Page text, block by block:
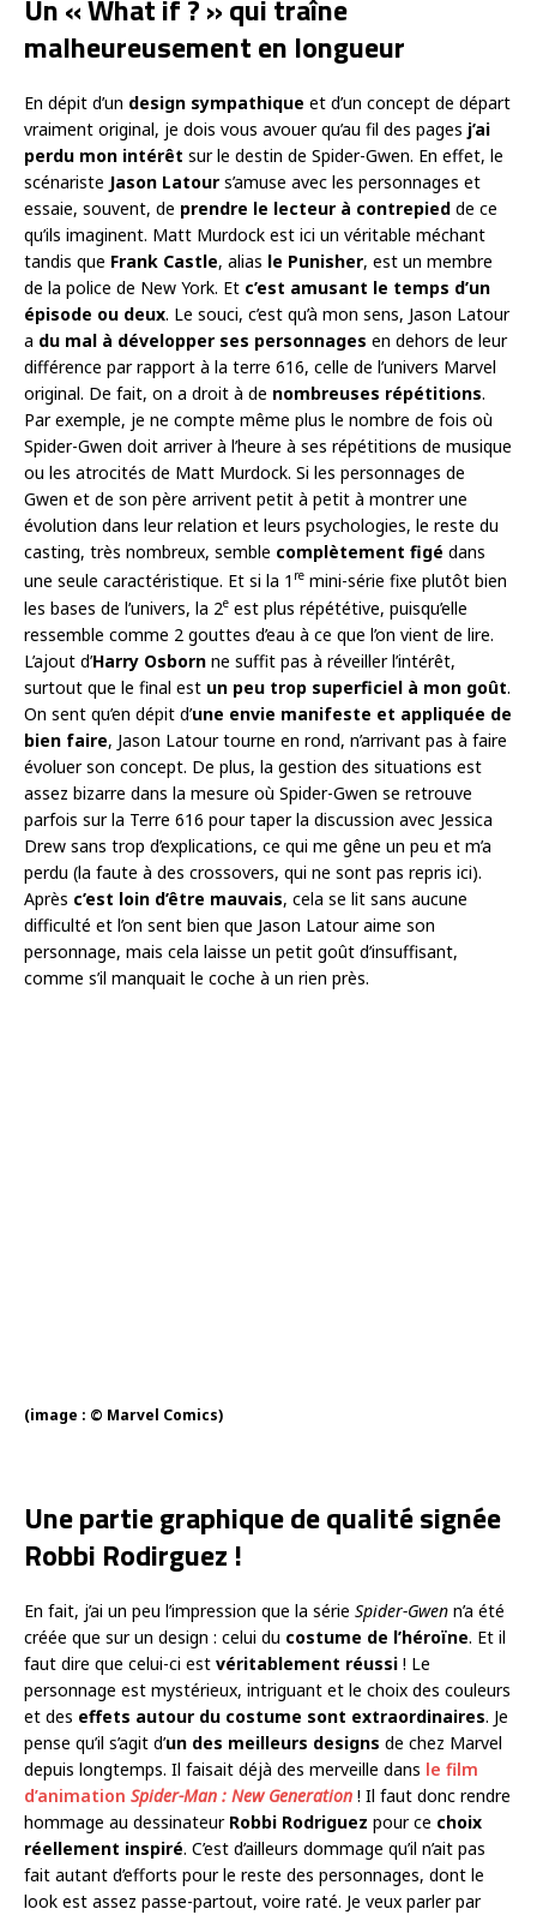
Un « What if ? » qui traîne
malheureusement en longueur
En dépit d’un design sympathique et d’un concept de départ
vraiment original, je dois vous avouer qu’au fil des pages j’ai
perdu mon intérêt sur le destin de Spider-Gwen. En effet, le
scénariste Jason Latour s’amuse avec les personnages et
essaie, souvent, de prendre le lecteur à contrepied de ce
qu’ils imaginent. Matt Murdock est ici un véritable méchant
tandis que Frank Castle, alias le Punisher, est un membre
de la police de New York. Et c’est amusant le temps d’un
épisode ou deux. Le souci, c’est qu’à mon sens, Jason Latour
a du mal à développer ses personnages en dehors de leur
différence par rapport à la terre 616, celle de l’univers Marvel
original. De fait, on a droit à de nombreuses répétitions.
Par exemple, je ne compte même plus le nombre de fois où
Spider-Gwen doit arriver à l’heure à ses répétitions de musique
ou les atrocités de Matt Murdock. Si les personnages de
Gwen et de son père arrivent petit à petit à montrer une
évolution dans leur relation et leurs psychologies, le reste du
casting, très nombreux, semble complètement figé dans
une seule caractéristique. Et si la 1 re mini-série fixe plutôt bien
les bases de l’univers, la 2e est plus répététive, puisqu’elle
ressemble comme 2 gouttes d’eau à ce que l’on vient de lire.
L’ajout d’Harry Osborn ne suffit pas à réveiller l’intérêt,
surtout que le final est un peu trop superficiel à mon goût.
On sent qu’en dépit d’une envie manifeste et appliquée de
bien faire, Jason Latour tourne en rond, n’arrivant pas à faire
évoluer son concept. De plus, la gestion des situations est
assez bizarre dans la mesure où Spider-Gwen se retrouve
parfois sur la Terre 616 pour taper la discussion avec Jessica
Drew sans trop d’explications, ce qui me gêne un peu et m’a
perdu (la faute à des crossovers, qui ne sont pas repris ici).
Après c’est loin d’être mauvais, cela se lit sans aucune
difficulté et l’on sent bien que Jason Latour aime son
personnage, mais cela laisse un petit goût d’insuffisant,
comme s’il manquait le coche à un rien près.
(image : © Marvel Comics)
Une partie graphique de qualité signée
Robbi Rodirguez !
En fait, j’ai un peu l’impression que la série Spider-Gwen n’a été
créée que sur un design : celui du costume de l’héroïne. Et il
faut dire que celui-ci est véritablement réussi ! Le
personnage est mystérieux, intriguant et le choix des couleurs
et des effets autour du costume sont extraordinaires. Je
pense qu’il s’agit d’un des meilleurs designs de chez Marvel
depuis longtemps. Il faisait déjà des merveille dans le film
d’animation Spider-Man : New Generation ! Il faut donc rendre
hommage au dessinateur Robbi Rodriguez pour ce choix
réellement inspiré. C’est d’ailleurs dommage qu’il n’ait pas
fait autant d’efforts pour le reste des personnages, dont le
look est assez passe-partout, voire raté. Je veux parler par